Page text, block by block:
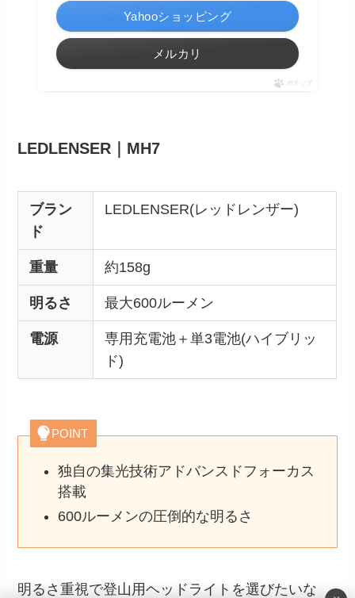
Yahooショッピング
メルカリ
ポチップ
LEDLENSER｜MH7
ブラン
ド
LEDLENSER(レッドレンザー)
重量 約158g
明るさ 最大600ルーメン
電源
専用充電池＋単3電池(ハイブリッ
ド)
POINT
独自の集光技術アドバンスドフォーカス
搭載
600ルーメンの圧倒的な明るさ
明るさ重視で登山用ヘッドライトを選びたいな